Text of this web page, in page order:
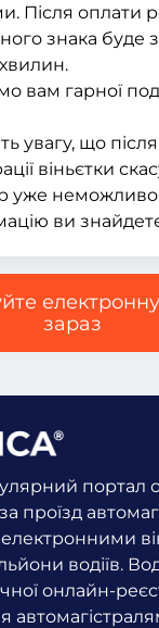
Після оплати
знака буде
хвилин.
вам гарної
увагу, що
віньєтки
уже
ви
електронну
зараз
портал
проїзд
водіїв.
онлайн-